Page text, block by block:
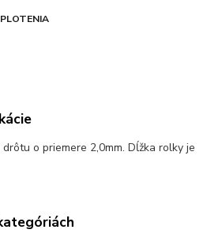
o priemere 2,0mm. Dĺžka rolky je